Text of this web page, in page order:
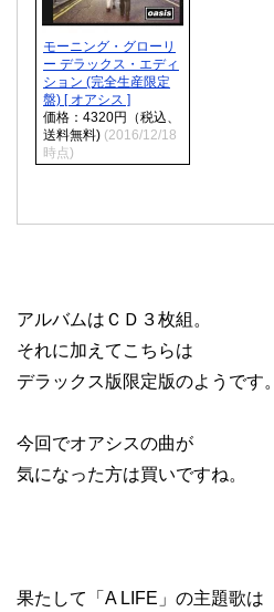
モーニング・グローリ
ー デラックス・エディ
ション (完全生産限定
盤) [ オアシス ]
価格：4320円（税込、
送料無料) (2016/12/18
時点)
アルバムはＣＤ３枚組。
それに加えてこちらは
デラックス版限定版のようです。
今回でオアシスの曲が
気になった方は買いですね。
果たして「A LIFE」の主題歌は